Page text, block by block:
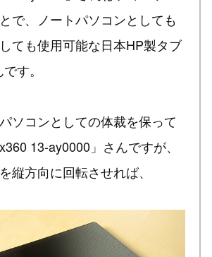
で、ノートパソコンとしても
ても使用可能な日本HP製タブ
す。
ソコンとしての体裁を保って
13-ay0000」さんですが、
縦方向に回転させれば、